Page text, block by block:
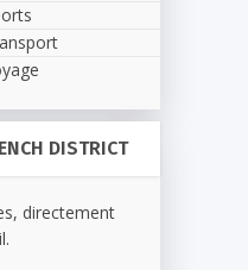
DISTRICT
directement